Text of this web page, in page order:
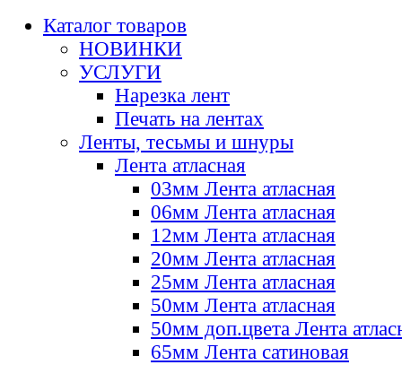
Каталог товаров
НОВИНКИ
УСЛУГИ
Нарезка лент
Печать на лентах
Ленты, тесьмы и шнуры
Лента атласная
03мм Лента атласная
06мм Лента атласная
12мм Лента атласная
20мм Лента атласная
25мм Лента атласная
50мм Лента атласная
50мм доп.цвета Лента
65мм Лента сатиновая